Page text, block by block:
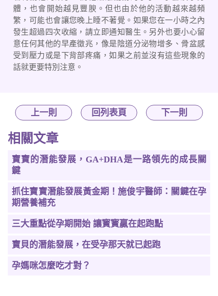
體，也會開始越見豐腴。但也由於他的活動越來越頻
繁，可能也會讓您晚上睡不著覺。如果您在一小時之內
發生超過四次收縮，請立即通知醫生。另外也要小心留
意任何其他的早產徵兆，像是陰道分泌物增多、骨盆感
受到壓力或是下背部疼痛，如果之前並沒有這些現象的
話就更要特別注意。
上一則 回列表頁 下一則
相關文章
寶寶的潛能發展，GA+DHA是一路領先的成長關
鍵
抓住寶寶潛能發展黃金期！施俊宇醫師：關鍵在孕
期營養補充
三大重點從孕期開始 讓寳寳贏在起跑點
寶貝的潛能發展，在受孕那天就已起跑
孕媽咪怎麼吃才對？